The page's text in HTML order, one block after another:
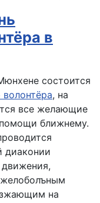
в
состоится
, на
все желающие
ближнему.
диаконии
на